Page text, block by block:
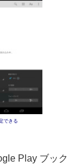
できる
Play ブック